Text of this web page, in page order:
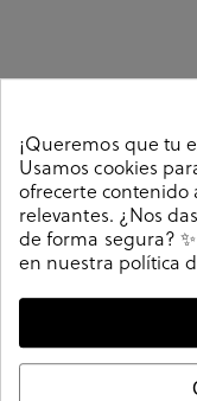
Alpargatas
8,5cm, plataforma
lateral. La plantilla
Referencia208708
Guía de tallas
¡Queremos que tu
Usamos cookies
ofrecerte contenido
relevantes. ¿Nos
de forma segura?
en nuestra política